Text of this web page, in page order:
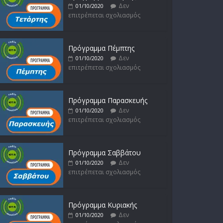
01/10/2020
Δεν
επιτρέπεται σχολιασμός
Πρόγραμμα Πέμπτης
01/10/2020
Δεν
επιτρέπεται σχολιασμός
Πρόγραμμα Παρασκευής
01/10/2020
Δεν
επιτρέπεται σχολιασμός
Πρόγραμμα Σαββάτου
01/10/2020
Δεν
επιτρέπεται σχολιασμός
Πρόγραμμα Κυριακής
01/10/2020
Δεν